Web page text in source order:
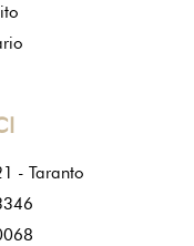
- Taranto